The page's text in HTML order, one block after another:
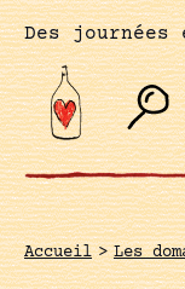
Des
Accueil > Les